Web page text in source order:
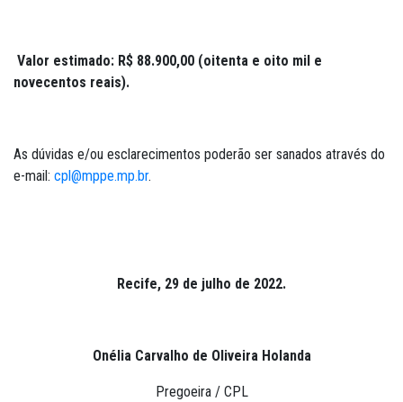
Valor estimado: R$ 88.900,00 (oitenta e oito mil e
novecentos reais).
As dúvidas e/ou esclarecimentos poderão ser sanados através do
e-mail: cpl@mppe.mp.br.
Recife, 29 de julho de 2022.
Onélia Carvalho de Oliveira Holanda
Pregoeira / CPL